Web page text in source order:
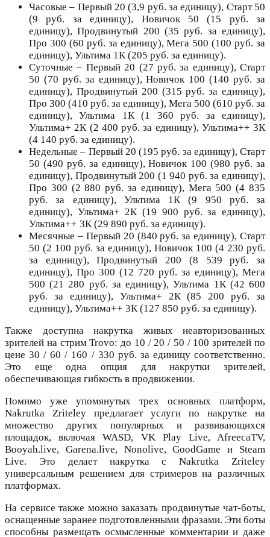
Часовые – Первый 20 (3,9 руб. за единицу), Старт 50
(9 руб. за единицу), Новичок 50 (15 руб. за
единицу), Продвинутый 200 (35 руб. за единицу),
Про 300 (60 руб. за единицу), Мега 500 (100 руб. за
единицу), Ультима 1К (205 руб. за единицу).
Суточные – Первый 20 (27 руб. за единицу), Старт
50 (70 руб. за единицу), Новичок 100 (140 руб. за
единицу), Продвинутый 200 (315 руб. за единицу),
Про 300 (410 руб. за единицу), Мега 500 (610 руб. за
единицу), Ультима 1К (1 360 руб. за единицу),
Ультима+ 2К (2 400 руб. за единицу), Ультима++ 3К
(4 140 руб. за единицу).
Недельные – Первый 20 (195 руб. за единицу), Старт
50 (490 руб. за единицу), Новичок 100 (980 руб. за
единицу), Продвинутый 200 (1 940 руб. за единицу),
Про 300 (2 880 руб. за единицу), Мега 500 (4 835
руб. за единицу), Ультима 1К (9 950 руб. за
единицу), Ультима+ 2К (19 900 руб. за единицу),
Ультима++ 3К (29 890 руб. за единицу).
Месячные – Первый 20 (840 руб. за единицу), Старт
50 (2 100 руб. за единицу), Новичок 100 (4 230 руб.
за единицу), Продвинутый 200 (8 539 руб. за
единицу), Про 300 (12 720 руб. за единицу), Мега
500 (21 280 руб. за единицу), Ультима 1К (42 600
руб. за единицу), Ультима+ 2К (85 200 руб. за
единицу), Ультима++ 3К (127 850 руб. за единицу).
Также доступна накрутка живых неавторизованных
зрителей на стрим Trovo: до 10 / 20 / 50 / 100 зрителей по
цене 30 / 60 / 160 / 330 руб. за единицу соответственно.
Это еще одна опция для накрутки зрителей,
обеспечивающая гибкость в продвижении.
Помимо уже упомянутых трех основных платформ,
Nakrutka Zriteley предлагает услуги по накрутке на
множество других популярных и развивающихся
площадок, включая WASD, VK Play Live, AfreecaTV,
Booyah.live, Garena.live, Nonolive, GoodGame и Steam
Live. Это делает накрутка с Nakrutka Zriteley
универсальным решением для стримеров на различных
платформах.
На сервисе также можно заказать продвинутые чат-боты,
оснащенные заранее подготовленными фразами. Эти боты
способны размещать осмысленные комментарии и даже